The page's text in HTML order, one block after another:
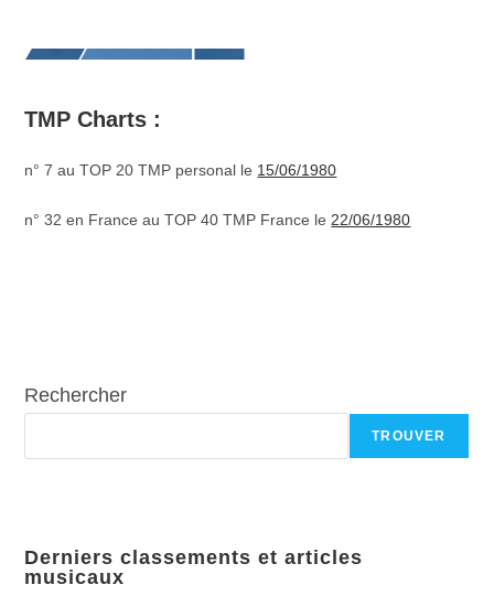
TMP Charts :
n° 7 au TOP 20 TMP personal le 15/06/1980
n° 32 en France au TOP 40 TMP France le 22/06/1980
Rechercher
TROUVER
Derniers classements et articles
musicaux